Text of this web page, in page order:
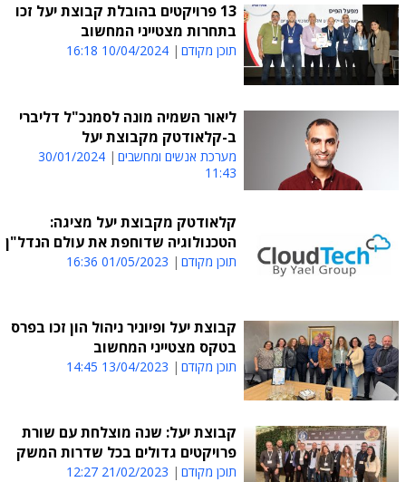
13 פרויקטים בהובלת קבוצת יעל זכו
בתחרות מצטייני המחשוב
תוכן מקודם 10/04/2024 16:18
ליאור השמיה מונה לסמנכ"ל דליברי
ב-קלאודטק מקבוצת יעל
מערכת אנשים ומחשבים
30/01/2024
11:43
קלאודטק מקבוצת יעל מציגה:
הטכנולוגיה שדוחפת את עולם הנדל"ן
תוכן מקודם 01/05/2023 16:36
קבוצת יעל ופיוניר ניהול הון זכו בפרס
בטקס מצטייני המחשוב
תוכן מקודם 13/04/2023 14:45
קבוצת יעל: שנה מוצלחת עם שורת
פרויקטים גדולים בכל שדרות המשק
תוכן מקודם 21/02/2023 12:27